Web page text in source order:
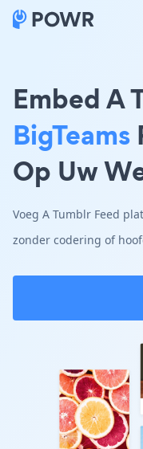
Embed A
BigTeams
Op Uw
Voeg A Tumblr Feed
zonder codering of